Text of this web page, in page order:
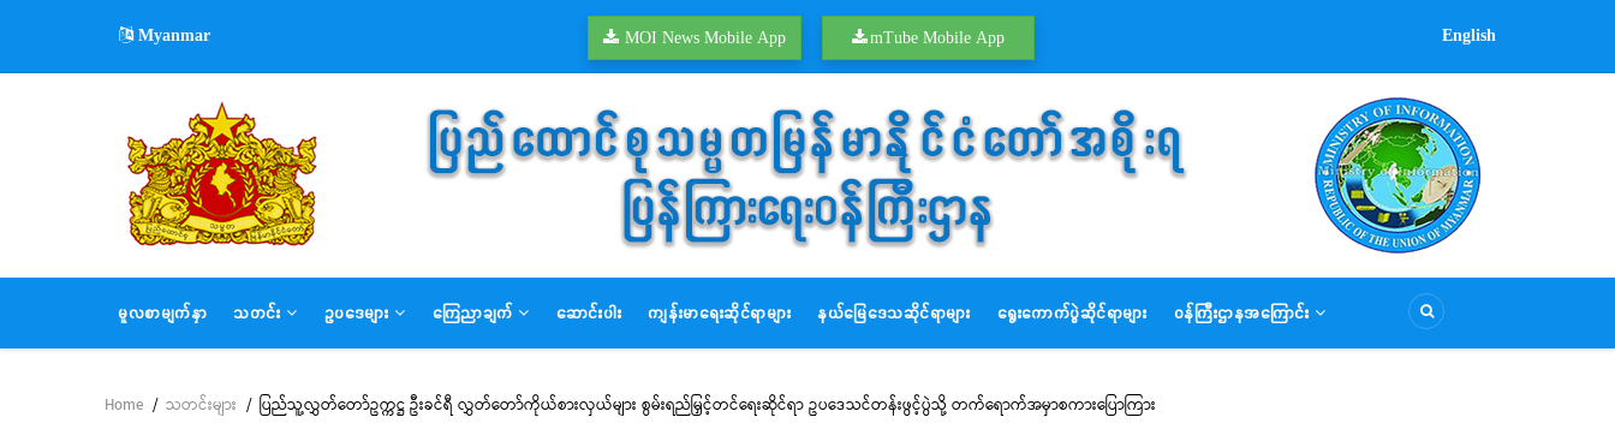
main
Myanmar MOI News Mobile App mTube Mobile App English
MAIN
NAVIGATION
မူလစာမျက်နှာ သတင်း ဥပဒေများ ကြေညာချက် ဆောင်းပါး ကျန်းမာရေးဆိုင်ရာများ နယ်မြေဒေသဆိုင်ရာများ ရွေးကောက်ပွဲဆိုင်ရာများ ဝန်ကြီးဌာနအကြောင်း
Breadcrumb
Home / သတင်းများ / ပြည်သူ့လွှတ်တော်ဥက္ကဋ္ဌ ဦးခင်ရီ လွှတ်တော်ကိုယ်စားလှယ်များ စွမ်းရည်မြှင့်တင်ရေးဆိုင်ရာ ဥပဒေသင်တန်းဖွင့်ပွဲသို့ တက်ရောက်အမှာစကားပြောကြား